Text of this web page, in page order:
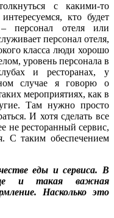
с какими-то
кто будет
персонал отеля или
персонал отеля,
класса люди хорошо
уровень персонала в
и ресторанах, у
случае я говорю о
мероприятиях, как в
Там нужно просто
И хотя сделать все
не ресторанный сервис,
С таким обеспечением
еды и сервиса. В
и такая важная
Насколько это